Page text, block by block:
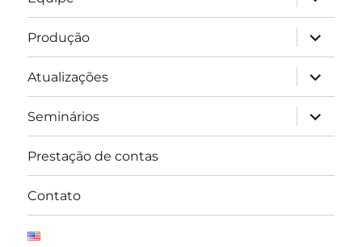
Produção
expandir
Atualizações
expandir
Seminários
expandir
Prestação de contas
Contato